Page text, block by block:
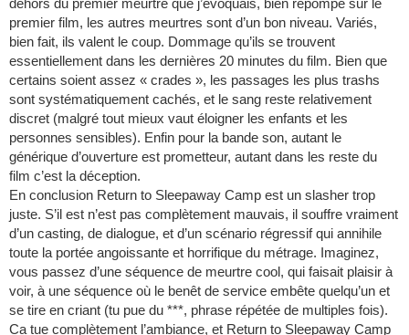
dehors du premier meurtre que j’évoquais, bien repompé sur le
premier film, les autres meurtres sont d’un bon niveau. Variés,
bien fait, ils valent le coup. Dommage qu’ils se trouvent
essentiellement dans les dernières 20 minutes du film. Bien que
certains soient assez « crades », les passages les plus trashs
sont systématiquement cachés, et le sang reste relativement
discret (malgré tout mieux vaut éloigner les enfants et les
personnes sensibles). Enfin pour la bande son, autant le
générique d’ouverture est prometteur, autant dans les reste du
film c’est la déception.
En conclusion Return to Sleepaway Camp est un slasher trop
juste. S’il est n’est pas complètement mauvais, il souffre vraiment
d’un casting, de dialogue, et d’un scénario régressif qui annihile
toute la portée angoissante et horrifique du métrage. Imaginez,
vous passez d’une séquence de meurtre cool, qui faisait plaisir à
voir, à une séquence où le benêt de service embête quelqu’un et
se tire en criant (tu pue du ***, phrase répétée de multiples fois).
Ca tue complètement l’ambiance, et Return to Sleepaway Camp